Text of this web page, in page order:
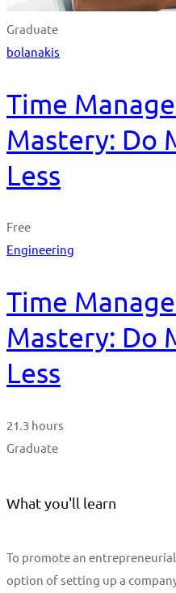
Graduate
bolanakis
Time
Mastery: Do
Less
Free
Engineering
Time
Mastery: Do
Less
21.3 hours
Graduate
What you'll learn
To promote an
option of setting up a